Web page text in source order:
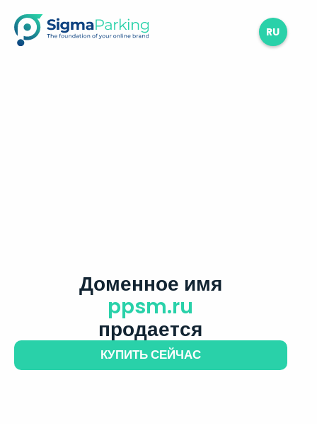
RU
Доменное имя
ppsm.ru
продается
КУПИТЬ СЕЙЧАС